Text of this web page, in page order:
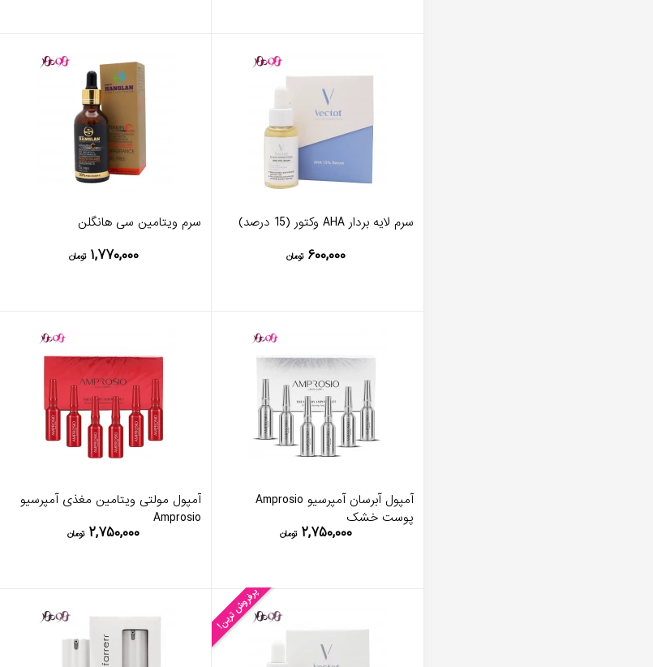
سرم لایه بردار AHA وکتور (15 درصد)
۶۰۰,۰۰۰ تومان
سرم ویتامین سی هانگلن
۱,۷۷۰,۰۰۰ تومان
آمپول آبرسان آمپرسیو Amprosio
پوست خشک
۲,۷۵۰,۰۰۰ تومان
آمپول مولتی ویتامین مغذی آمپرسیو
Amprosio
۲,۷۵۰,۰۰۰ تومان
پرفروش ترین!